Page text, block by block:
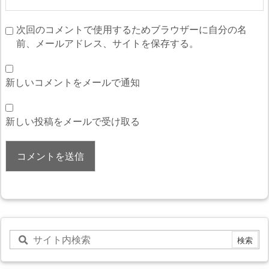
次回のコメントで使用するためブラウザーに自分の名
前、メールアドレス、サイトを保存する。
新しいコメントをメールで通知
新しい投稿をメールで受け取る